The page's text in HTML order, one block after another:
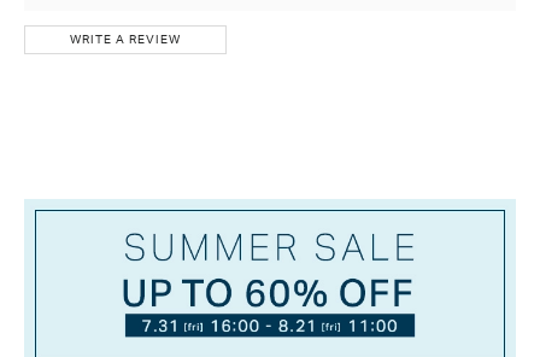
WRITE A REVIEW